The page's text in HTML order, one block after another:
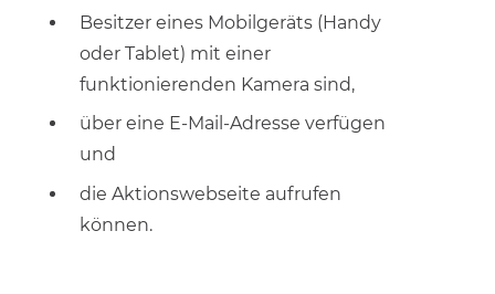
Besitzer eines Mobilgeräts (Handy
oder Tablet) mit einer
funktionierenden Kamera sind,
über eine E-Mail-Adresse verfügen
und
die Aktionswebseite aufrufen
können.